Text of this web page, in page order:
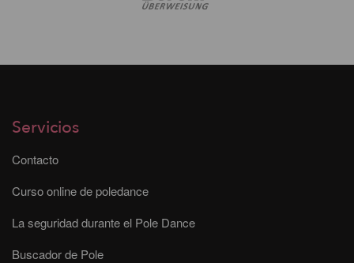
Servicios
Contacto
Curso online de poledance
La seguridad durante el Pole Dance
Buscador de Pole